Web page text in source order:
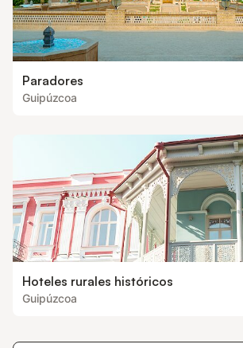
Paradores
Guipúzcoa
Hoteles rurales históricos
Guipúzcoa